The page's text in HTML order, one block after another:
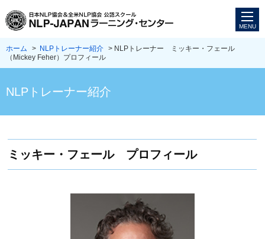
ホーム > NLPトレーナー紹介 > NLPトレーナー ミッキー・フェール
（Mickey Feher）プロフィール
NLPトレーナー紹介
ミッキー・フェール プロフィール